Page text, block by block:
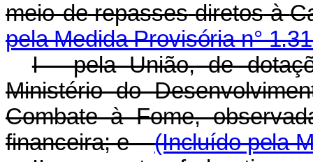
meio derepasses diretos à
pela Medida Provisória n°
I - pela União, de
Ministério do
Combate à Fome,
financeira; e
(Incluído pela